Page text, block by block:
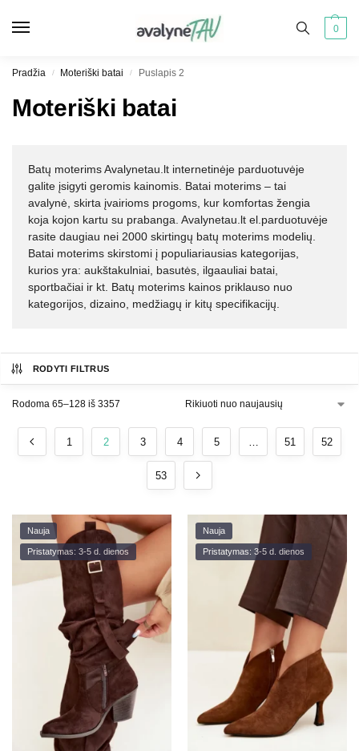
0
Pradžia / Moteriški batai / Puslapis 2
Moteriški batai
Batų moterims Avalynetau.lt internetinėje parduotuvėje
galite įsigyti geromis kainomis. Batai moterims – tai
avalynė, skirta įvairioms progoms, kur komfortas žengia
koja kojon kartu su prabanga. Avalynetau.lt el.parduotuvėje
rasite daugiau nei 2000 skirtingų batų moterims modelių.
Batai moterims skirstomi į populiariausias kategorijas,
kurios yra: aukštakulniai, basutės, ilgaauliai batai,
sportbačiai ir kt. Batų moterims kainos priklauso nuo
kategorijos, dizaino, medžiagų ir kitų specifikacijų.
RODYTI FILTRUS
Rodoma 65–128 iš 3357
1 2 3 4 5 … 51 52
53
Nauja
Pristatymas: 3-5 d. dienos
Nauja
Pristatymas: 3-5 d. dienos